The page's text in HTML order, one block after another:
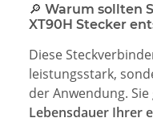
🔎 Warum sollten
XT90H Stecker
Diese
leistungsstark,
der Anwendung.
Lebensdauer Ihrer